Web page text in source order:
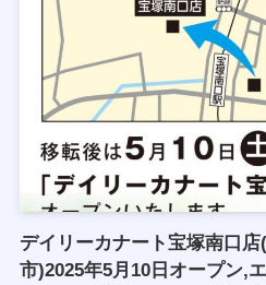
デイリーカナート宝塚南口
市)2025年5月10日オープン,